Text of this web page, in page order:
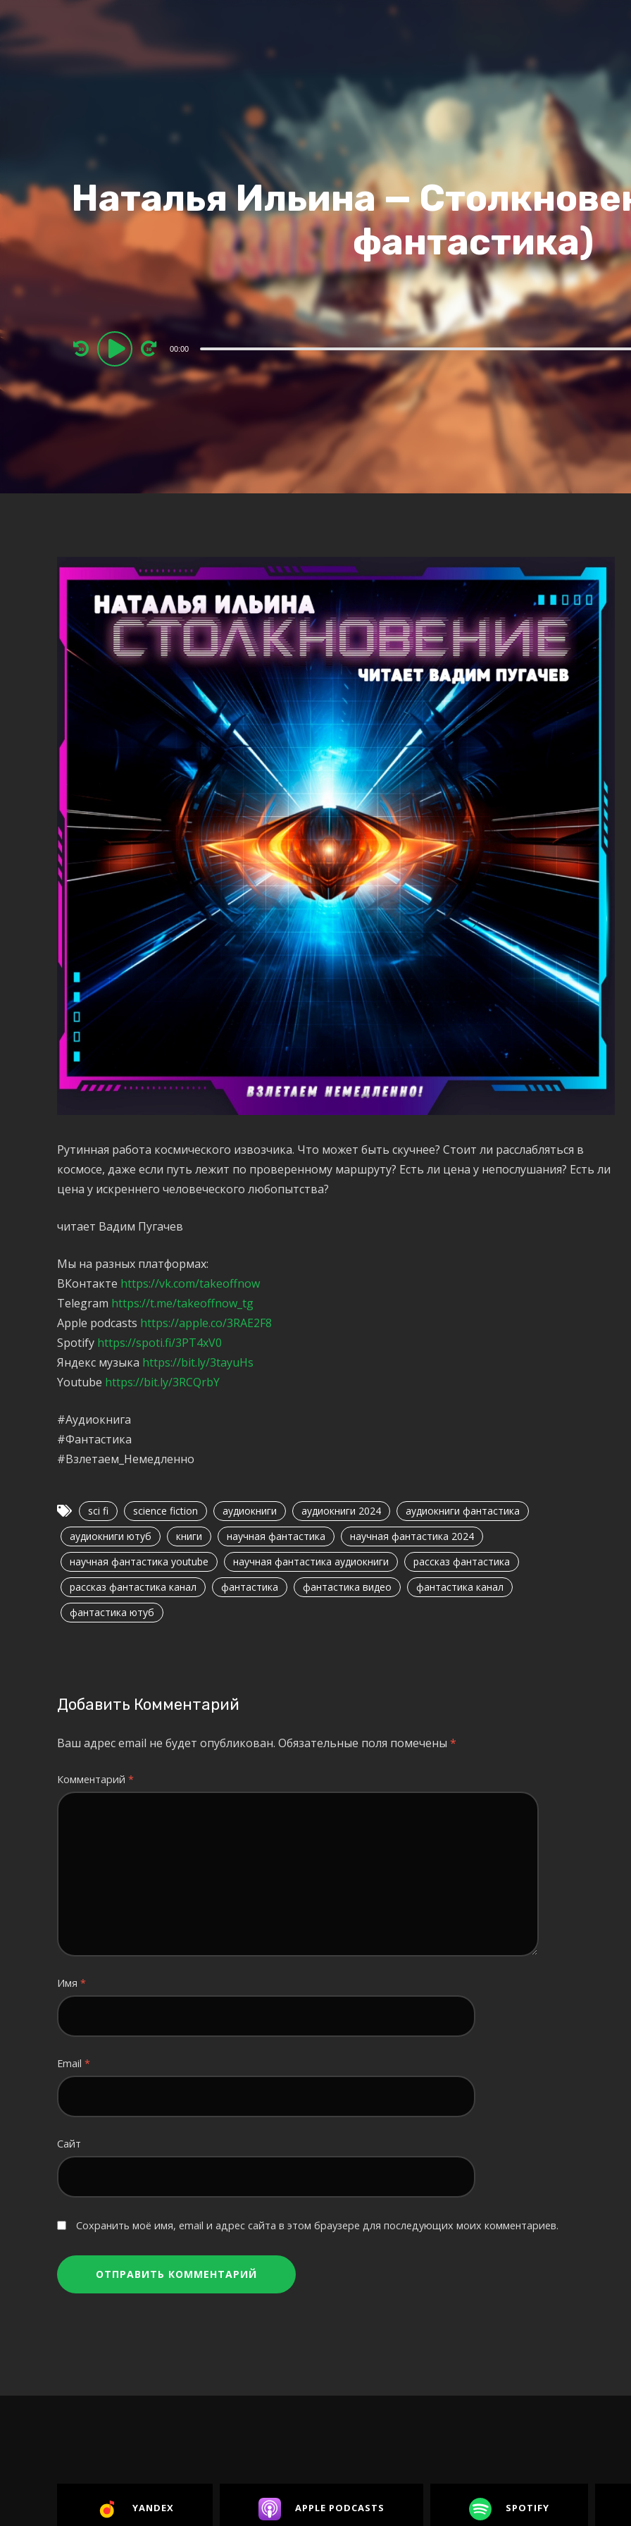
Наталья Ильина —
фантастика)
Audio
Player
00:00
Рутинная работа космического извозчика. Что может быть скучнее? Стоит ли расслабляться в
космосе, даже если путь лежит по проверенному маршруту? Есть ли цена у непослушания? Есть ли
цена у искреннего человеческого любопытства?
читает Вадим Пугачев
Мы на разных платформах:
ВКонтакте https://vk.com/takeoffnow
Telegram https://t.me/takeoffnow_tg
Apple podcasts https://apple.co/3RAE2F8
Spotify https://spoti.fi/3PT4xV0
Яндекс музыка https://bit.ly/3tayuHs
Youtube https://bit.ly/3RCQrbY
#Аудиокнига
#Фантастика
#Взлетаем_Немедленно
sci fi science fiction аудиокниги аудиокниги 2024
аудиокниги фантастика
аудиокниги ютуб
книги научная фантастика
научная фантастика 2024
научная фантастика youtube
научная фантастика аудиокниги
рассказ фантастика
рассказ фантастика канал
фантастика фантастика видео
фантастика канал
фантастика ютуб
Добавить Комментарий
Ваш адрес email не будет опубликован. Обязательные поля помечены *
Комментарий *
Имя *
Email *
Сайт
Сохранить моё имя, email и адрес сайта в этом браузере для последующих моих комментариев.
YANDEX APPLE PODCASTS SPOTIFY